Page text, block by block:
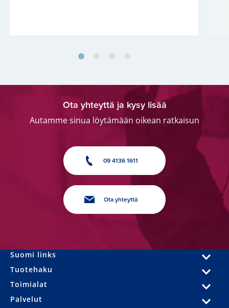
Ota yhteyttä ja kysy lisää
Autamme sinua löytämään oikean ratkaisun
09 4136 1611
Ota yhteyttä
Suomi links
Tuotehaku
Toimialat
Palvelut